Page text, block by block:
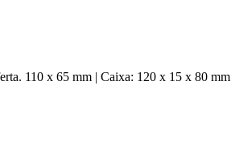
110 x 65 mm | Caixa: 120 x 15 x 80 mm